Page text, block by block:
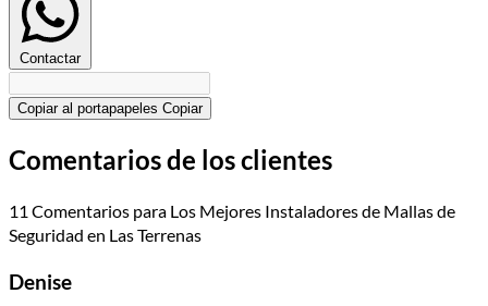
Contactar
Copiar al portapapeles Copiar
Comentarios de los clientes
11 Comentarios para Los Mejores Instaladores de Mallas de
Seguridad en Las Terrenas
Denise